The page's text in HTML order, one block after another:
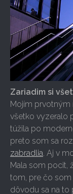
Zariadim si
Mojím
všetko vyzeralo
túžila po
preto som sa
zabradlia. Aj v
Mala som pocit,
tom, pre čo som
dôvodu sa na to